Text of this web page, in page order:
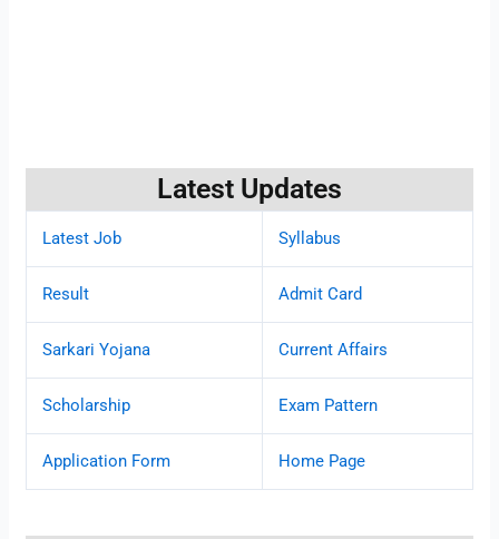
Latest Updates
Latest Job Syllabus
Result Admit Card
Sarkari Yojana Current Affairs
Scholarship Exam Pattern
Application Form Home Page